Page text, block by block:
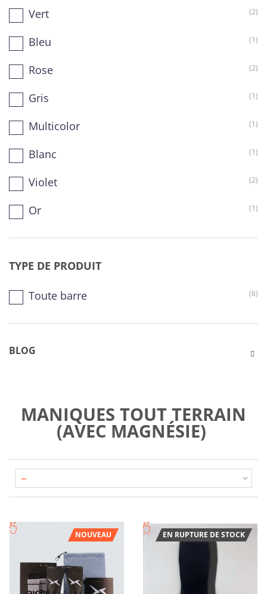
Vert (2)
Bleu (1)
Rose (2)
Gris (1)
Multicolor (1)
Blanc (1)
Violet (2)
Or (1)
TYPE DE PRODUIT
Toute barre (6)
BLOG
MANIQUES TOUT TERRAIN
(AVEC MAGNÉSIE)
NOUVEAU EN RUPTURE DE STOCK